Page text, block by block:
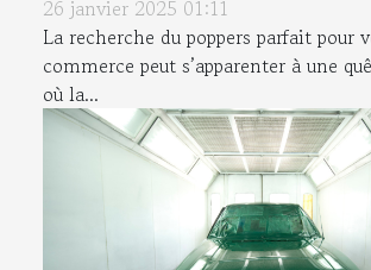
26 janvier 2025 01:11
La recherche du poppers parfait pour
commerce peut s’apparenter à une
où la...